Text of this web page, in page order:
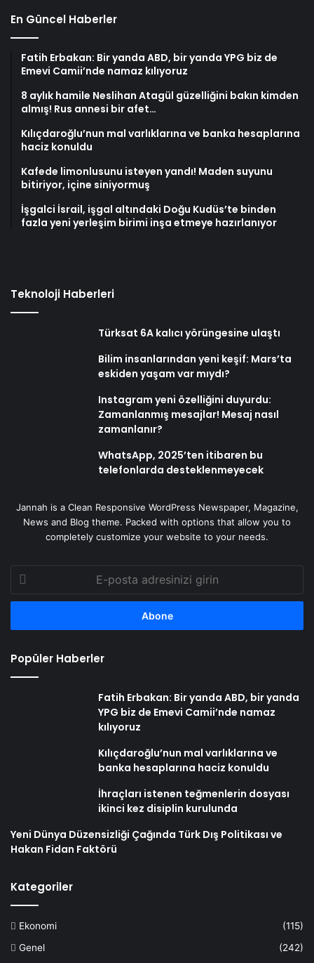
En Güncel Haberler
Fatih Erbakan: Bir yanda ABD, bir yanda YPG biz de
Emevi Camii’nde namaz kılıyoruz
8 aylık hamile Neslihan Atagül güzelliğini bakın kimden
almış! Rus annesi bir afet…
Kılıçdaroğlu’nun mal varlıklarına ve banka hesaplarına
haciz konuldu
Kafede limonlusunu isteyen yandı! Maden suyunu
bitiriyor, içine siniyormuş
İşgalci İsrail, işgal altındaki Doğu Kudüs’te binden
fazla yeni yerleşim birimi inşa etmeye hazırlanıyor
Teknoloji Haberleri
Türksat 6A kalıcı yörüngesine ulaştı
Bilim insanlarından yeni keşif: Mars’ta
eskiden yaşam var mıydı?
Instagram yeni özelliğini duyurdu:
Zamanlanmış mesajlar! Mesaj nasıl
zamanlanır?
WhatsApp, 2025’ten itibaren bu
telefonlarda desteklenmeyecek
Jannah is a Clean Responsive WordPress Newspaper, Magazine,
News and Blog theme. Packed with options that allow you to
completely customize your website to your needs.
posta
adresinizi
Popüler Haberler
Fatih Erbakan: Bir yanda ABD, bir yanda
YPG biz de Emevi Camii’nde namaz
kılıyoruz
Kılıçdaroğlu’nun mal varlıklarına ve
banka hesaplarına haciz konuldu
İhraçları istenen teğmenlerin dosyası
ikinci kez disiplin kurulunda
Yeni Dünya Düzensizliği Çağında Türk Dış Politikası ve
Hakan Fidan Faktörü
Kategoriler
Ekonomi
(115)
Genel
(242)